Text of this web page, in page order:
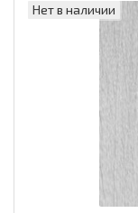
Нет в наличии